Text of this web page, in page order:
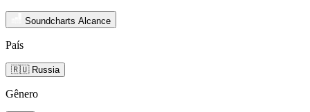
Soundcharts Alcance
País
🇷🇺 Russia
Gênero